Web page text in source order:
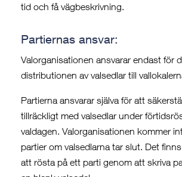
tid och få vägbeskrivning.
Partiernas ansvar:
Valorganisationen ansvarar endast för
distributionen av valsedlar till
Partierna ansvarar själva för att
tillräckligt med valsedlar under
valdagen. Valorganisationen kommer
partier om valsedlarna tar slut. Det
att rösta på ett parti genom att skriva